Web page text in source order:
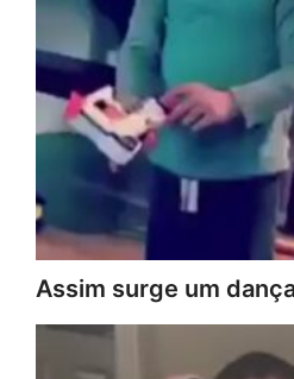
Assim surge um